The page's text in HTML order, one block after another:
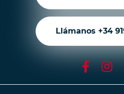
Llámanos +34